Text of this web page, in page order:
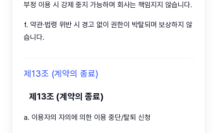
부정 이용 시 강제 중지 가능하며 회사는 책임지지 않습니다.
f. 약관·법령 위반 시 경고 없이 권한이 박탈되며 보상하지 않
습니다.
제13조 (계약의 종료)
제13조 (계약의 종료)
a. 이용자의 자의에 의한 이용 중단/탈퇴 신청